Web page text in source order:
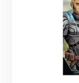
Mnoho logických
cieľov riešili
využívali určitú
Pamäťové hry
Každý niekedy hral
hry. Či už ide o
kariet alebo